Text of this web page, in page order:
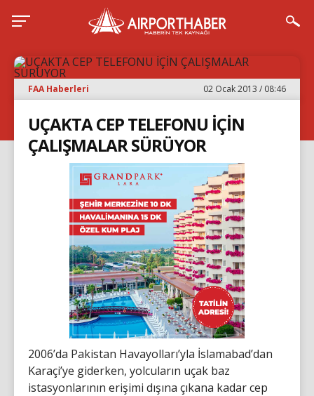
FAA Haberleri 02 Ocak 2013 / 08:46
UÇAKTA CEP TELEFONU İÇİN
ÇALIŞMALAR SÜRÜYOR
2006’da Pakistan Havayolları’yla İslamabad’dan
Karaçi’ye giderken, yolcuların uçak baz
istasyonlarının erişimi dışına çıkana kadar cep